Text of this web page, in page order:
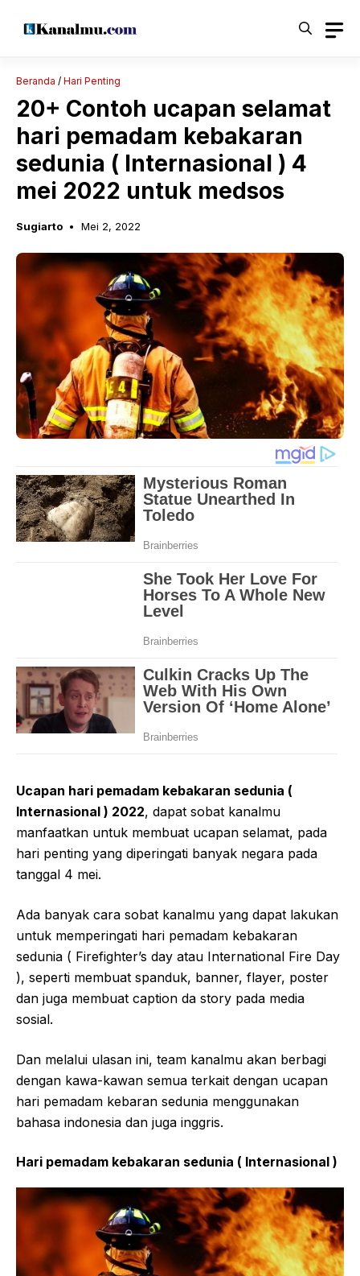
Beranda / Hari Penting
20+ Contoh ucapan selamat
hari pemadam kebakaran
sedunia ( Internasional ) 4
mei 2022 untuk medsos
Sugiarto Mei 2, 2022
Ucapan hari pemadam kebakaran sedunia (
Internasional ) 2022, dapat sobat kanalmu
manfaatkan untuk membuat ucapan selamat, pada
hari penting yang diperingati banyak negara pada
tanggal 4 mei.
Ada banyak cara sobat kanalmu yang dapat lakukan
untuk memperingati hari pemadam kebakaran
sedunia ( Firefighter’s day atau International Fire Day
), seperti membuat spanduk, banner, flayer, poster
dan juga membuat caption da story pada media
sosial.
Dan melalui ulasan ini, team kanalmu akan berbagi
dengan kawa-kawan semua terkait dengan ucapan
hari pemadam kebaran sedunia menggunakan
bahasa indonesia dan juga inggris.
Hari pemadam kebakaran sedunia ( Internasional )